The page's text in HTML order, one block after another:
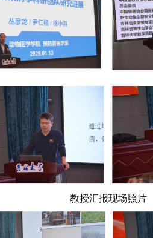
教授汇报现场照片